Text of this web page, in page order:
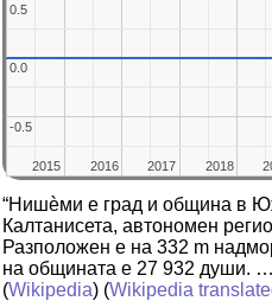
2015
2015 2016
2016 2017
2017 2018
2018
-0.5
-0.5
0.0
0.0
0.5
0.5
“Нишѐми е град и община в
Калтанисета, автономен
Разположен е на 332 m
на общината е 27 932 души.
(Wikipedia) (Wikipedia